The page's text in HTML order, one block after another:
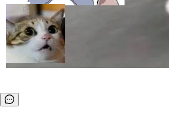
x / Harmony PC curl -fsSL https://
r.org/solon...
不断累积，代码仓中的模块关系、接口契
务逻辑等关键信息往往分散于数十乃至数
件之中，形成高度复杂的知识关联网络。
代码检索手段（如关键词匹配、目录遍历）
在语法层面完成文本定位，难以触及代码的
理解大规模代码仓时面临显著"代码仓理解"
颈。 代码仓深度理解服务（以下简称"
名90后算法工程师王某，为了给自己接的
服务器空间，删光了公司AI游戏部门的全
数据。 王某2024年1月入职东城区某科技
短剧部门，有互联网大厂背景。在公司内部
调整期间，部门三次通知全员将数据从A集
数据。2024年9月3日下午4点，他使用此前
的账号密码进入A集群，输入了一条被程序
局